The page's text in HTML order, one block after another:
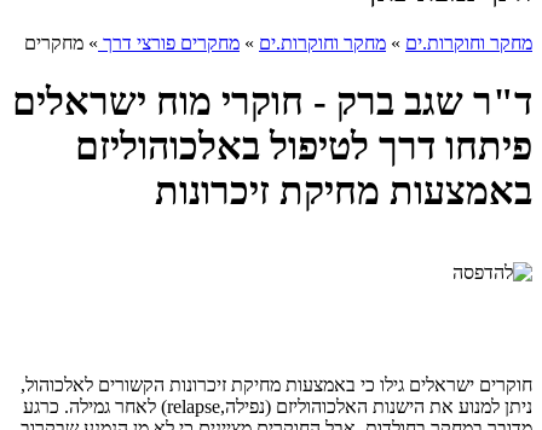
מחקר וחוקרות.ים » מחקר וחוקרות.ים » מחקרים פורצי דרך » מחקרים
ד"ר שגב ברק - חוקרי מוח ישראלים
פיתחו דרך לטיפול באלכוהוליזם
באמצעות מחיקת זיכרונות
חוקרים ישראלים גילו כי באמצעות מחיקת זיכרונות הקשורים לאלכוהול,
ניתן למנוע את הישנות האלכוהוליזם (נפילה,relapse) לאחר גמילה. כרגע